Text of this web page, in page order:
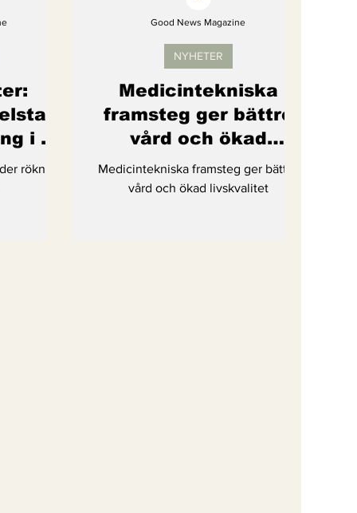
i bil
i rökning
Medicintekniska
framsteg ger bättre
vård och ökad
livskvalitet
Medicintekniska framsteg ger bättre
vård och ökad livskvalitet
NYHETER
Good News Magazine